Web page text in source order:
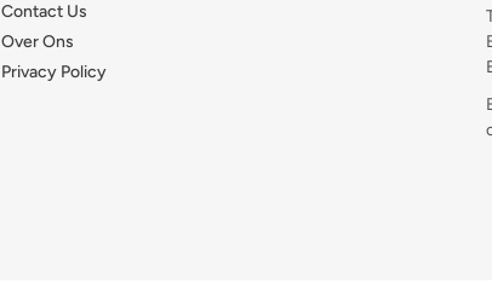
Contact Us
Over Ons
Privacy Policy